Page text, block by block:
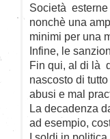
Società esterne
nonchè una
minimi per una
Infine, le
Fin qui, al di là
nascosto di
abusi e mal
La decadenza
ad esempio,